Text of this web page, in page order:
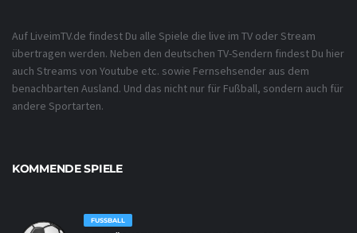
Auf LiveimTV.de findest Du alle Spiele die live im TV oder Stream
übertragen werden. Neben den deutschen TV-Sendern findest Du hier
auch Streams von Youtube etc. sowie Fernsehsender aus dem
benachbarten Ausland. Und das nicht nur für Fußball, sondern auch für
andere Sportarten.
KOMMENDE SPIELE
FUSSBALL